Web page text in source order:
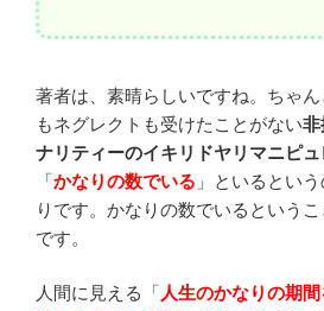
著者は、素晴らしいですね。ちゃ
もネグレクトも受けたことがない非
ナリティーのイキリドヤリマニピ
「かなりの数でいる 」といるとい
りです。かなりの数でいるという
です。
人間に見える「 人生のかなりの期